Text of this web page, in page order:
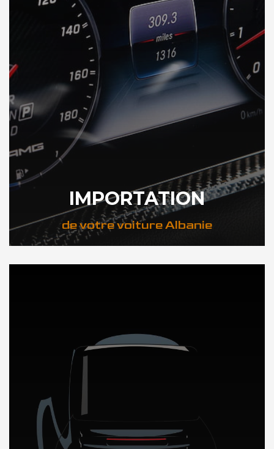
IMPORTATION
de votre voiture Albanie
DÉCOUVREZ NOTRE IMPORTATION AUTO en Albanie